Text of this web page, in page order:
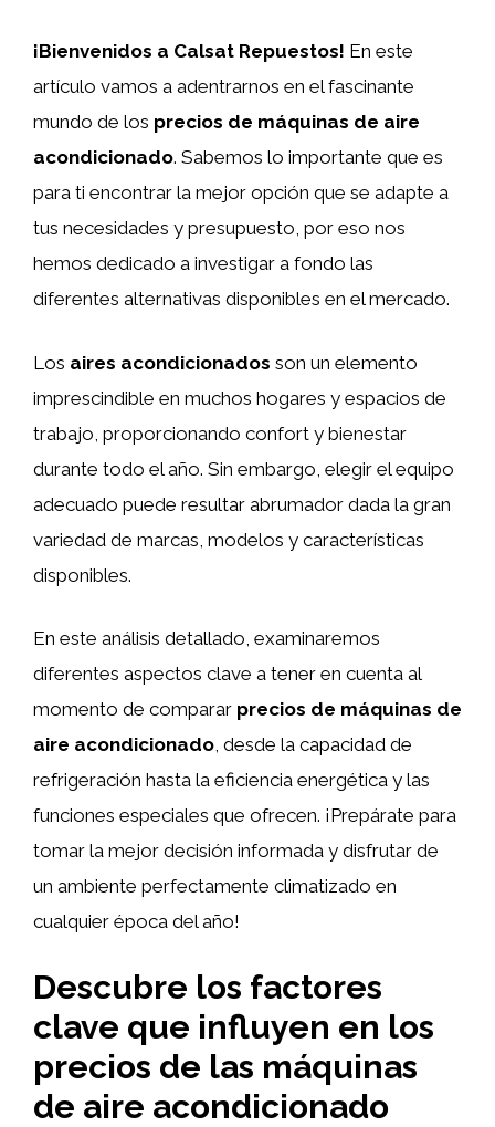
¡Bienvenidos a Calsat Repuestos! En este
artículo vamos a adentrarnos en el fascinante
mundo de los precios de máquinas de aire
acondicionado. Sabemos lo importante que es
para ti encontrar la mejor opción que se adapte a
tus necesidades y presupuesto, por eso nos
hemos dedicado a investigar a fondo las
diferentes alternativas disponibles en el mercado.
Los aires acondicionados son un elemento
imprescindible en muchos hogares y espacios de
trabajo, proporcionando confort y bienestar
durante todo el año. Sin embargo, elegir el equipo
adecuado puede resultar abrumador dada la gran
variedad de marcas, modelos y características
disponibles.
En este análisis detallado, examinaremos
diferentes aspectos clave a tener en cuenta al
momento de comparar precios de máquinas de
aire acondicionado, desde la capacidad de
refrigeración hasta la eficiencia energética y las
funciones especiales que ofrecen. ¡Prepárate para
tomar la mejor decisión informada y disfrutar de
un ambiente perfectamente climatizado en
cualquier época del año!
Descubre los factores
clave que influyen en los
precios de las máquinas
de aire acondicionado